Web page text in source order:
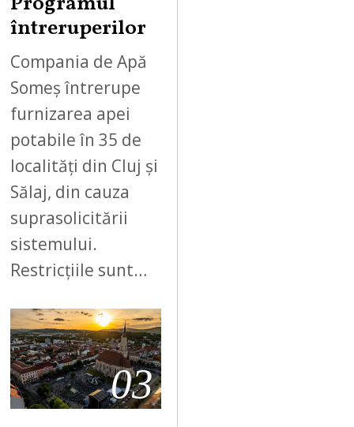
întreruperilor
Compania de Apă
Someș întrerupe
furnizarea apei
potabile în 35 de
localități din Cluj și
Sălaj, din cauza
suprasolicitării
sistemului.
Restricțiile sunt…
03